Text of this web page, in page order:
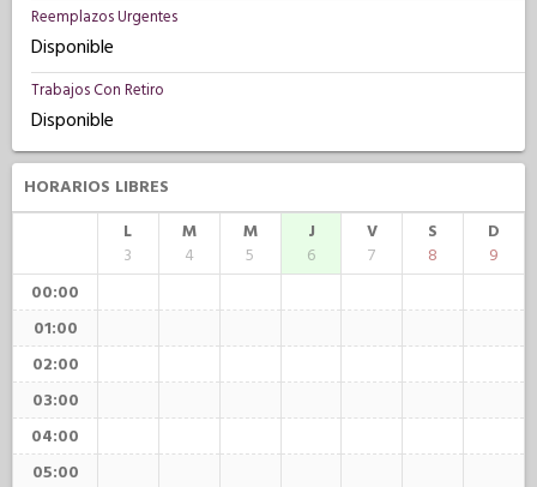
Reemplazos Urgentes
Disponible
Trabajos Con Retiro
Disponible
HORARIOS LIBRES
L
3
M
4
M
5
J
6
V
7
S
8
D
9
00:00
01:00
02:00
03:00
04:00
05:00